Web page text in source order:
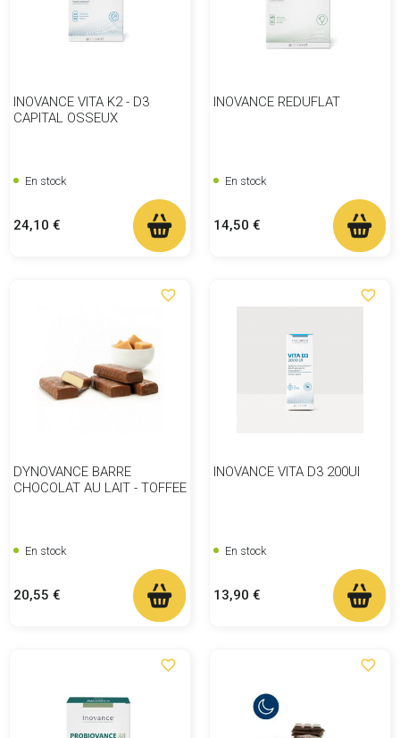
INOVANCE VITA K2 - D3
CAPITAL OSSEUX
En stock
Prix
24,10 €
INOVANCE REDUFLAT
En stock
Prix
14,50 €
favorite_border
DYNOVANCE BARRE
CHOCOLAT AU LAIT - TOFFEE
En stock
Prix
20,55 €
favorite_border
INOVANCE VITA D3 200UI
En stock
Prix
13,90 €
favorite_border favorite_border